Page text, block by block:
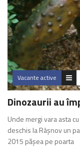
Vacante active
Dinozaurii au
Unde mergi vara asta
deschis la Râșnov un
2015 pășea pe poarta